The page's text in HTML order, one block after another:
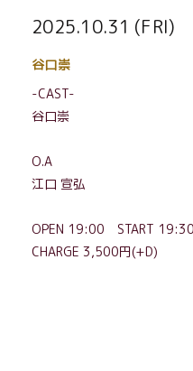
2025.10.31 (FRI)
谷口崇
-CAST-
谷口崇
O.A
江口 宣弘
OPEN 19:00 START 19:30
CHARGE 3,500円(+D)